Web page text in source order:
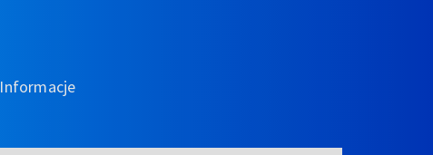
Informacje